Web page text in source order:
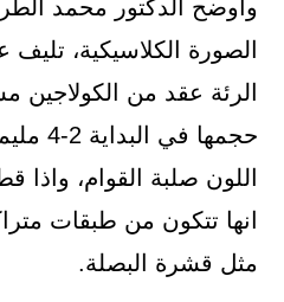
وأوضح الدكتور محمد
الصورة الكلاسيكية،
الرئة عقد من الكولاجين
حجمها
اللون صلبة القوام،
انها تتكون من طبقات
مثل قشرة البصلة.